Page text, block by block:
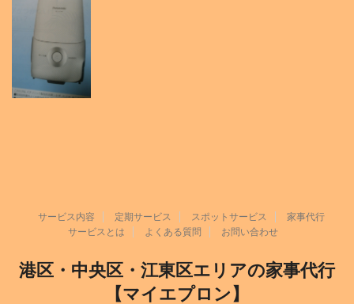
サービス内容 定期サービス スポットサービス
家事代行
サービスとは
よくある質問 お問い合わせ
港区・中央区・江東区エリアの家事代行
【マイエプロン】